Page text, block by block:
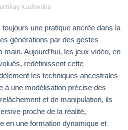
Kushwaha
toujours une pratique ancrée dans la
générations par des gestes
Aujourd’hui, les jeux vidéo, en
redéfinissent cette
les techniques ancestrales
à une modélisation précise des
et de manipulation, ils
proche de la réalité,
en une formation dynamique et